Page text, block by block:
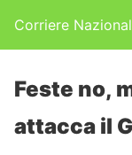
Corriere
Feste no,
attacca il